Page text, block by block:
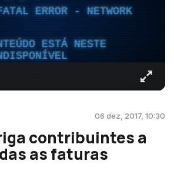
ERROR - NETWORK
ESTÁ NESTE
06 dez, 2017, 10:30
contribuintes a
as faturas